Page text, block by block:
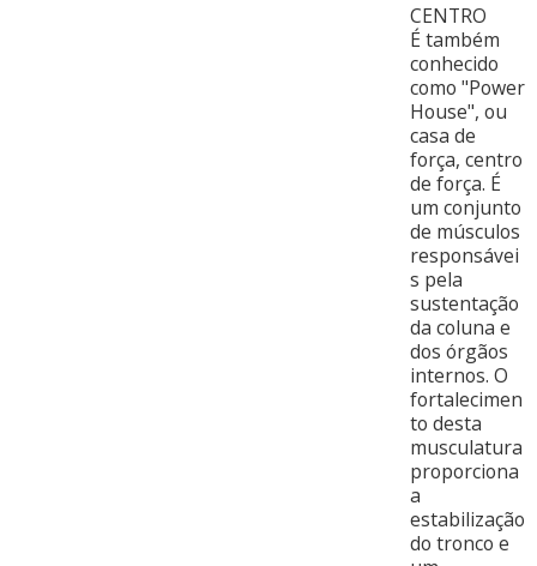
CENTRO
É também
conhecido
como "Power
House", ou
casa de
força, centro
de força. É
um conjunto
de músculos
responsávei
s pela
sustentação
da coluna e
dos órgãos
internos. O
fortalecimen
to desta
musculatura
proporciona
a
estabilização
do tronco e